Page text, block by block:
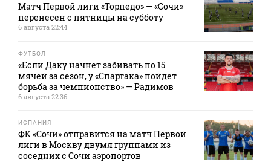
Матч Первой лиги «Торпедо» — «Сочи»
перенесен с пятницы на субботу
6 августа 22:44
ФУТБОЛ
«Если Даку начнет забивать по 15
мячей за сезон, у «Спартака» пойдет
борьба за чемпионство» — Радимов
6 августа 22:36
ИСПАНИЯ
ФК «Сочи» отправится на матч Первой
лиги в Москву двумя группами из
соседних с Сочи аэропортов